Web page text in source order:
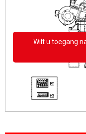
Wilt u toegang